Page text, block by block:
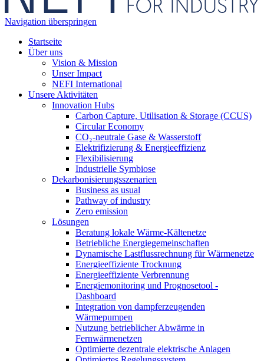
Navigation überspringen
Startseite
Über uns
Vision & Mission
Unser Impact
NEFI International
Unsere Aktivitäten
Innovation Hubs
Carbon Capture, Utilisation & Storage (CCUS)
Circular Economy
CO₂-neutrale Gase & Wasserstoff
Elektrifizierung & Energieeffizienz
Flexibilisierung
Industrielle Symbiose
Dekarbonisierungs­szenarien
Business as usual
Pathway of industry
Zero emission
Lösungen
Beratung lokale Wärme-Kältenetze
Betriebliche Energiegemeinschaften
Dynamische Lastflussrechnung für Wärmenetze
Energieeffiziente Trocknung
Energieeffiziente Verbrennung
Energiemonitoring und Prognosetool -
Dashboard
Integration von dampferzeugenden
Wärmepumpen
Nutzung betrieblicher Abwärme in
Fernwärmenetzen
Optimierte dezentrale elektrische Anlagen